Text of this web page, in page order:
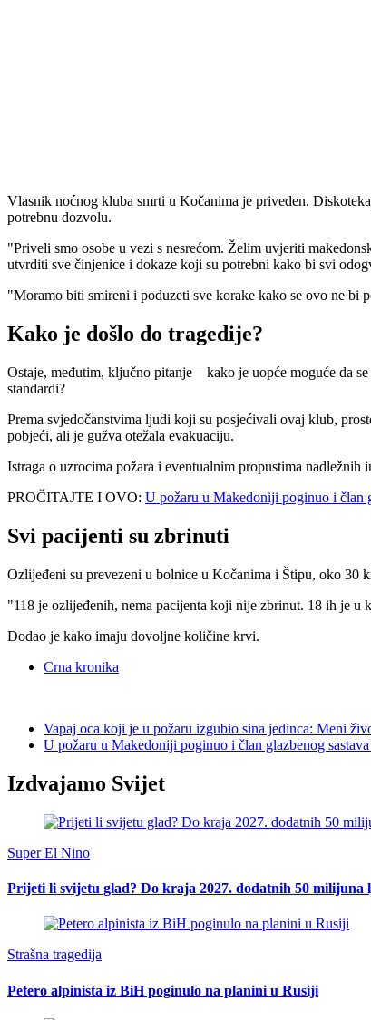
Vlasnik noćnog kluba smrti u Kočanima je priveden.
potrebnu dozvolu.
"Priveli smo osobe u vezi s nesrećom. Želim uvjeriti
utvrditi sve činjenice i dokaze koji su potrebni kako bi svi
"Moramo biti smireni i poduzeti sve korake kako se ovo ne bi
Kako je došlo do tragedije?
Ostaje, međutim, ključno pitanje – kako je uopće moguće da
standardi?
Prema svjedočanstvima ljudi koji su posjećivali ovaj klub,
pobjeći, ali je gužva otežala evakuaciju.
Istraga o uzrocima požara i eventualnim propustima nadležnih
PROČITAJTE I OVO: U požaru u Makedoniji poginuo i član
Svi pacijenti su zbrinuti
Ozlijeđeni su prevezeni u bolnice u Kočanima i Štipu, oko 30
"118 je ozlijeđenih, nema pacijenta koji nije zbrinut. 18 ih je u
Dodao je kako imaju dovoljne količine krvi.
Crna kronika
Vapaj oca koji je u požaru izgubio sina jedinca: Meni
U požaru u Makedoniji poginuo i član glazbenog
Izdvajamo Svijet
Super El Nino
Prijeti li svijetu glad? Do kraja 2027. dodatnih 50 milijuna
Strašna tragedija
Petero alpinista iz BiH poginulo na planini u Rusiji